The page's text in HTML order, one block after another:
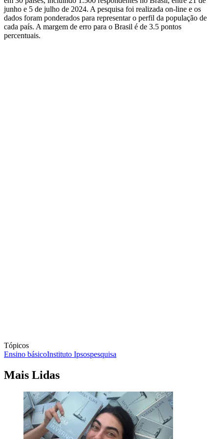
junho e 5 de julho de 2024. A pesquisa foi realizada on-line e os
dados foram ponderados para representar o perfil da população de
cada país. A margem de erro para o Brasil é de 3.5 pontos
percentuais.
Tópicos
Ensino básicoInstituto Ipsospesquisa
Mais Lidas